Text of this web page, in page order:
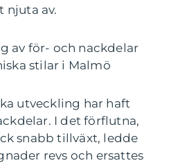
njuta av.
av för- och nackdelar
stilar i Malmö
utveckling har haft
I det förflutna,
snabb tillväxt, ledde
revs och ersattes